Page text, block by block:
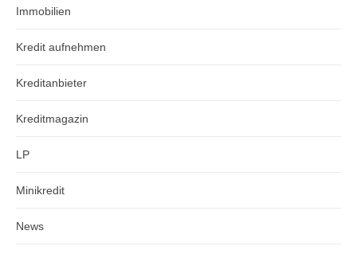
Immobilien
Kredit aufnehmen
Kreditanbieter
Kreditmagazin
LP
Minikredit
News